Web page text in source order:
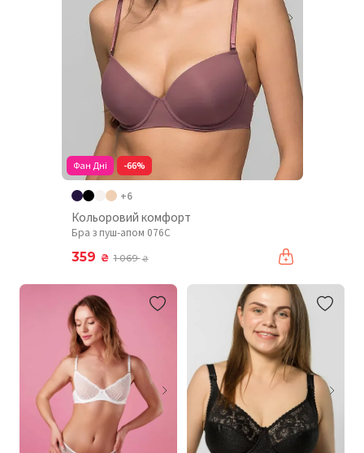
Фан Дні -66%
+6
Кольоровий комфорт
Бра з пуш-апом 076C
359 ₴ 1 069₴